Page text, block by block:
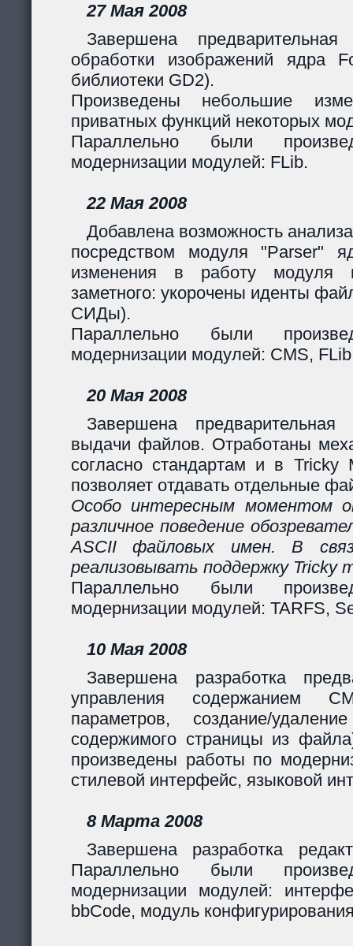
27 Мая 2008
Завершена
обработки изображений ядра
библиотеки GD2).
Произведены небольшие
приватных функций некоторых
Параллельно были
модернизации модулей: FLib.
22 Мая 2008
Добавлена возможность
посредством модуля "Parser"
изменения в работу модуля
заметного: укорочены иденты
СИДы).
Параллельно были
модернизации модулей: CMS,
20 Мая 2008
Завершена предварительная
выдачи файлов. Отработаны
согласно стандартам и в Tricky
позволяет отдавать отдельные
Особо интересным моментом
различное поведение
ASCII файловых имен. В
реализовывать поддержку Tricky
Параллельно были
модернизации модулей: TARFS,
10 Мая 2008
Завершена разработка
управления содержанием
параметров, создание/
содержимого страницы из
произведены работы по
стилевой интерфейс, языковой
8 Марта 2008
Завершена разработка
Параллельно были
модернизации модулей:
bbCode, модуль